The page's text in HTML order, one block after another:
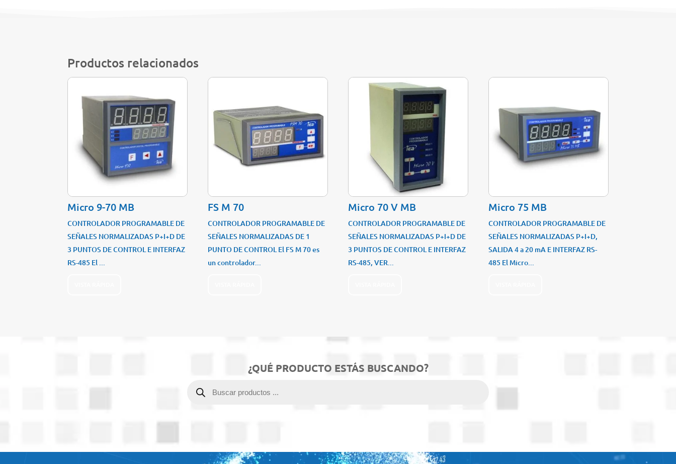
Productos relacionados
Micro 9-70 MB
CONTROLADOR PROGRAMABLE DE
SEÑALES NORMALIZADAS P+I+D DE
3 PUNTOS DE CONTROL E INTERFAZ
RS-485 El ...
FS M 70
CONTROLADOR PROGRAMABLE DE
SEÑALES NORMALIZADAS DE 1
PUNTO DE CONTROL El FS M 70 es
un controlador...
Micro 70 V MB
CONTROLADOR PROGRAMABLE DE
SEÑALES NORMALIZADAS P+I+D DE
3 PUNTOS DE CONTROL E INTERFAZ
RS-485, VER...
Micro 75 MB
CONTROLADOR PROGRAMABLE DE
SEÑALES NORMALIZADAS P+I+D,
SALIDA 4 a 20 mA E INTERFAZ RS-
485 El Micro...
¿QUÉ PRODUCTO ESTÁS BUSCANDO?
productos